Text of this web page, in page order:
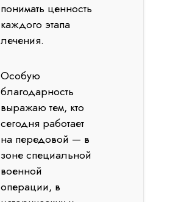
понимать ценность
каждого этапа
лечения.
Особую
благодарность
выражаю тем, кто
сегодня работает
на передовой — в
зоне специальной
военной
операции, в